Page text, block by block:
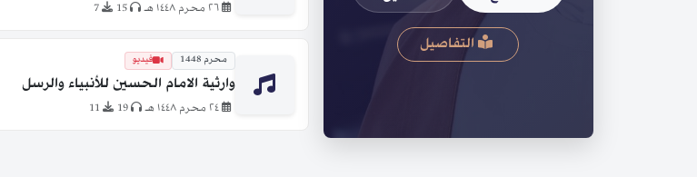
التفاصيل
٢٦ محرم ١٤٤٨ هـ 15
7
محرم 1448 فيديو
وارثية الامام الحسين للأنبياء والرسل
٢٤ محرم ١٤٤٨ هـ 19